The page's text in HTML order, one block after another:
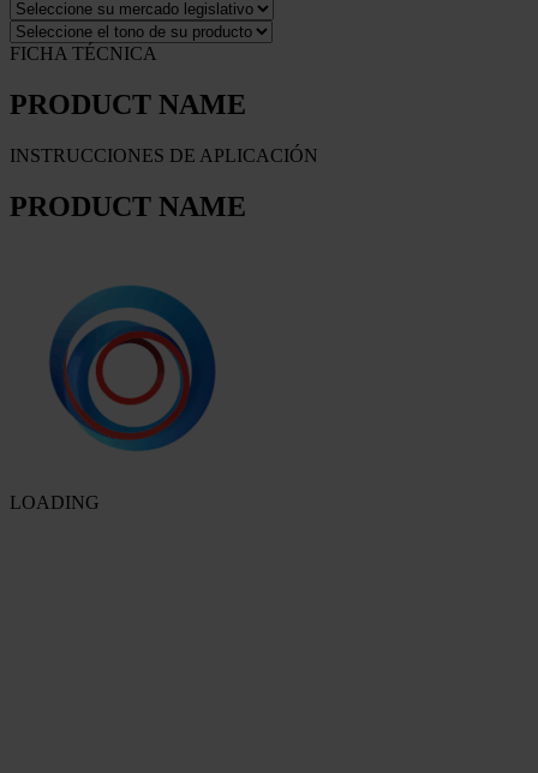
FICHA TÉCNICA
PRODUCT NAME
INSTRUCCIONES DE APLICACIÓN
PRODUCT NAME
LOADING